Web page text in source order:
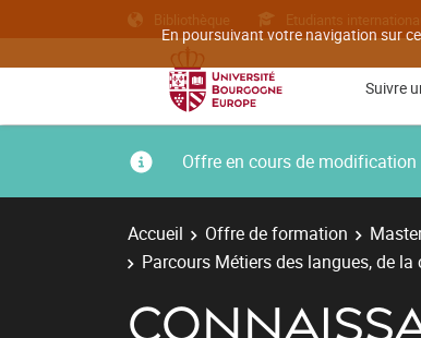
En poursuivant votre navigation sur
Bibliothèque Etudiants
Suivre
Offre en cours de
Accueil Offre de formation
Parcours Métiers des langues, de